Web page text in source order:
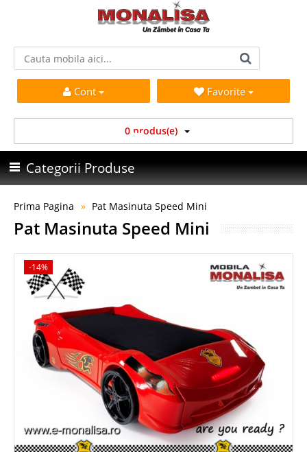
Cont Favorite
0 produs(e)
Categorii Produse
Prima Pagina Pat Masinuta Speed Mini
Pat Masinuta Speed Mini
-14%